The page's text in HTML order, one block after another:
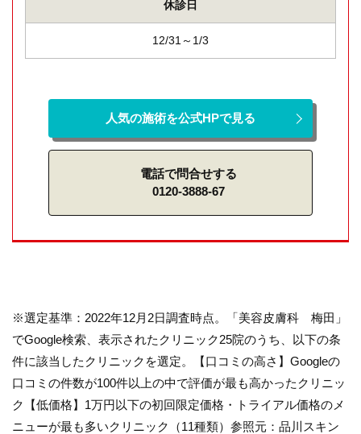
休診日
12/31～1/3
人気の施術を公式HPで見る
電話で問合せする
0120-3888-67
※選定基準：2022年12月2日調査時点。「美容皮膚科 梅田」
でGoogle検索、表示されたクリニック25院のうち、以下の条
件に該当したクリニックを選定。【口コミの高さ】Googleの
口コミの件数が100件以上の中で評価が最も高かったクリニッ
ク【低価格】1万円以下の初回限定価格・トライアル価格のメ
ニューが最も多いクリニック（11種類）参照元：品川スキン